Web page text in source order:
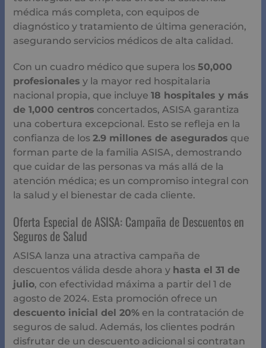
médica más completa, con equipos de
diagnóstico y tratamiento de última generación,
asegurando servicios médicos de alta calidad.
Con un cuadro médico que supera los 50,000
profesionales y la mayor red hospitalaria
nacional propia, que incluye 18 hospitales y más
de 1,000 centros concertados, ASISA garantiza
una cobertura excepcional. Esto se refleja en la
confianza de los 2.9 millones de asegurados que
forman parte de la familia ASISA, demostrando
que cuidar de las personas va más allá de la
atención médica; es un compromiso integral con
la salud y el bienestar de cada cliente.
Oferta Especial de ASISA: Campaña de Descuentos en
Seguros de Salud
ASISA lanza una atractiva campaña de
descuentos válida desde ahora y hasta el 31 de
julio, con efectividad máxima a partir del 1 de
agosto de 2024. Esta promoción ofrece un
descuento inicial del 20% en la contratación de
seguros de salud. Además, los clientes podrán
disfrutar de un descuento adicional si contratan